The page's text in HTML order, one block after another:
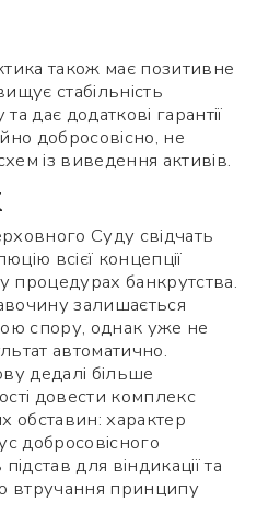
також має позитивне
стабільність
дає додаткові гарантії
добросовісно, не
із виведення активів.
Суду свідчать
всієї концепції
процедурах банкрутства.
залишається
спору, однак уже не
автоматично.
дедалі більше
довести комплекс
характер
добросовісного
для віндикації та
втручання принципу